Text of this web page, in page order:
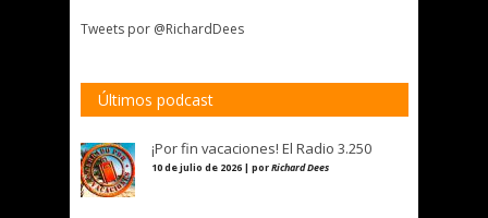
Tweets por @RichardDees
Últimos podcast
¡Por fin vacaciones! El Radio 3.250
10 de julio de 2026 | porRichard Dees